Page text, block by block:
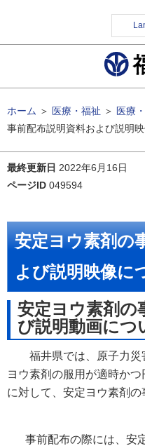
ホーム ＞ 医療・福祉 ＞ 医療
事前配布説明資料および説明
最終更新日 2022年6月16日
ページID 049594
安定ヨウ素剤の
よび説明映像に
安定ヨウ素剤の
び説明動画につ
福井県では、原子力災
ヨウ素剤の服用が適時か
に対して、安定ヨウ素剤の
事前配布の際には、安